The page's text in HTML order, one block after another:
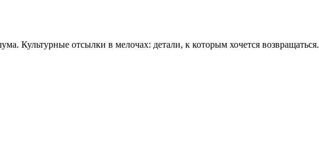
Культурные отсылки в мелочах: детали, к которым хочется возвращаться.